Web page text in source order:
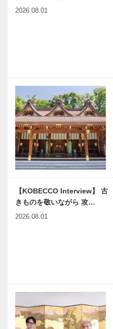
宝石箱 安藤
忠雄さんが
「こどものた
めの図書館」
を東遊園…
モダン寺は花
隈のランドマ
ーク｜花隈に
は長い歴史と
新しい発見が
たくさんある
る 〝芦屋ら
しい〟病院を
元町駅前「神
戸健診クリニ
ック」に 女
2026.08.01
【KOBECCO Interview】 古
きものを敬いながら 攻…
2026.08.01